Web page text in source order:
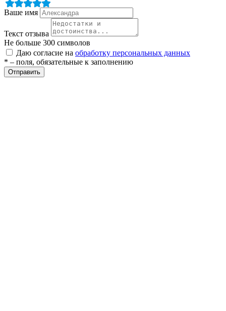
Ваше имя
Текст отзыва
Не больше 300 символов
Даю согласие на обработку персональных данных
* – поля, обязательные к заполнению
Отправить